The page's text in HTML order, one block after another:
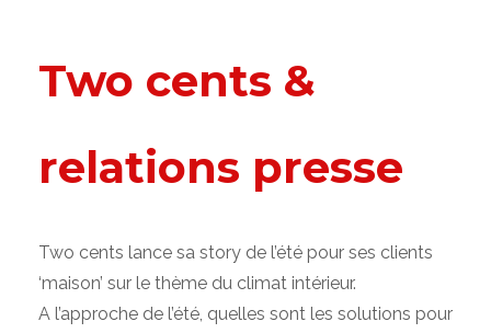
Two cents &
relations presse
Two cents lance sa story de l’été pour ses clients
‘maison’ sur le thème du climat intérieur.
A l’approche de l’été, quelles sont les solutions pour